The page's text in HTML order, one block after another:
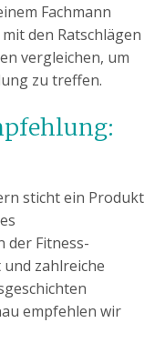
Fachmann
den Ratschlägen
vergleichen, um
zu treffen.
sticht ein Produkt
der Fitness-
zahlreiche
empfehlen wir